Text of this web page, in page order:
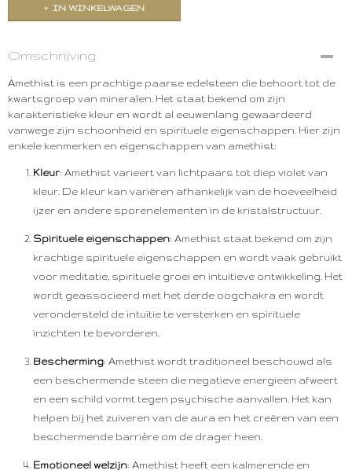
IN WINKELWAGEN
Omschrijving
Amethist is een prachtige paarse edelsteen die behoort tot de
kwartsgroep van mineralen. Het staat bekend om zijn
karakteristieke kleur en wordt al eeuwenlang gewaardeerd
vanwege zijn schoonheid en spirituele eigenschappen. Hier zijn
enkele kenmerken en eigenschappen van amethist:
Kleur: Amethist varieert van lichtpaars tot diep violet van
kleur. De kleur kan variëren afhankelijk van de hoeveelheid
ijzer en andere sporenelementen in de kristalstructuur.
Spirituele eigenschappen: Amethist staat bekend om zijn
krachtige spirituele eigenschappen en wordt vaak gebruikt
voor meditatie, spirituele groei en intuïtieve ontwikkeling. Het
wordt geassocieerd met het derde oogchakra en wordt
verondersteld de intuïtie te versterken en spirituele
inzichten te bevorderen.
Bescherming: Amethist wordt traditioneel beschouwd als
een beschermende steen die negatieve energieën afweert
en een schild vormt tegen psychische aanvallen. Het kan
helpen bij het zuiveren van de aura en het creëren van een
beschermende barrière om de drager heen.
Emotioneel welzijn: Amethist heeft een kalmerende en